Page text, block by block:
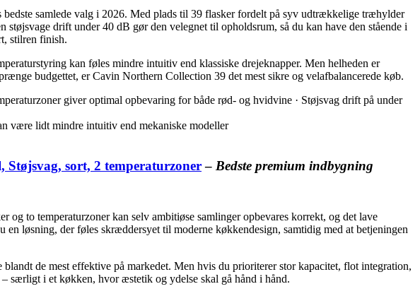
samlede valg i 2026. Med plads til 39 flasker fordelt på syv udtrækkelige træhylder
drift under 40 dB gør den velegnet til opholdsrum, så du kan have den stående i
stilren finish.
kan føles mindre intuitiv end klassiske drejeknapper. Men helheden er
budgettet, er Cavin Northern Collection 39 det mest sikre og velafbalancerede køb.
giver optimal opbevaring for både rød- og hvidvine · Støjsvag drift på under
være lidt mindre intuitiv end mekaniske modeller
sort, 2 temperaturzoner– Bedste premium indbygning
to temperaturzoner kan selv ambitiøse samlinger opbevares korrekt, og det lave
løsning, der føles skræddersyet til moderne køkkendesign, samtidig med at betjeningen
de mest effektive på markedet. Men hvis du prioriterer stor kapacitet, flot integration,
særligt i et køkken, hvor æstetik og ydelse skal gå hånd i hånd.